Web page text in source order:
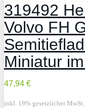
319492
Volvo FH
Miniatur
47,94 €
inkl. 19% gesetzlicher MwSt.